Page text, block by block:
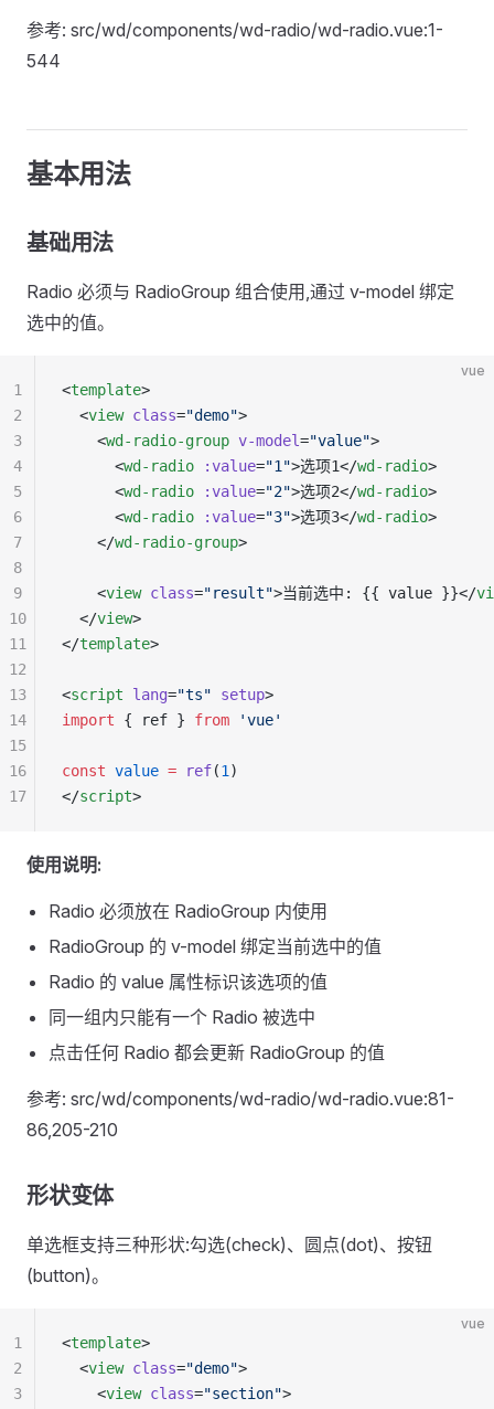
参考: src/wd/components/wd-radio/wd-radio.vue:1-
544
基本用法
基础用法
Radio 必须与 RadioGroup 组合使用,通过 v-model 绑定
选中的值。
vue
<template>
  <
view class="demo">
    <
wd-radio-group v-model="value">
      <
wd-radio :value="1">选项1</wd-radio>
      <
wd-radio :value="2">选项2</wd-radio>
      <
wd-radio :value="3">选项3</wd-radio>
    </
wd-radio-group>
    <
view class="result">当前选中: {{ value }}</
  </
view>
</template>
<script lang="ts" setup>
import { ref } from 'vue'
const value = ref(1 )
</script>
1
2
3
4
5
6
7
8
9
10
11
12
13
14
15
16
17
使用说明:
Radio 必须放在 RadioGroup 内使用
RadioGroup 的 v-model 绑定当前选中的值
Radio 的 value 属性标识该选项的值
同一组内只能有一个 Radio 被选中
点击任何 Radio 都会更新 RadioGroup 的值
参考: src/wd/components/wd-radio/wd-radio.vue:81-
86,205-210
形状变体
单选框支持三种形状:勾选(check)、圆点(dot)、按钮
(button)。
vue
<template>
  <
view class="demo">
    <
view class="section">
1
2
3